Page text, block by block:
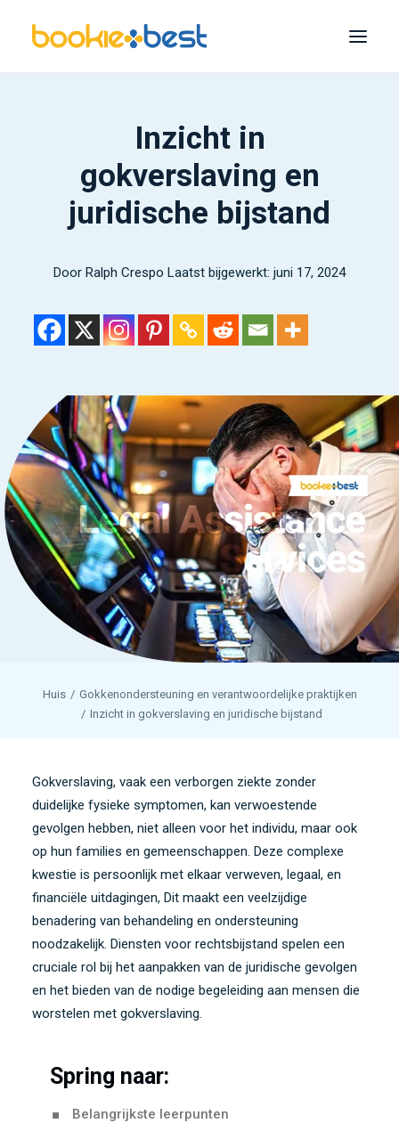
Beste bookmakers
Melbet
1xBet
1Winnen
Bet365
Mostbet
Inzicht in
gokverslaving en
juridische bijstand
Door Ralph Crespo Laatst bijgewerkt: juni 17, 2024
Huis
Gokkenondersteuning en verantwoordelijke praktijken
Inzicht in gokverslaving en juridische bijstand
Gokverslaving, vaak een verborgen ziekte zonder
duidelijke fysieke symptomen, kan verwoestende
gevolgen hebben, niet alleen voor het individu, maar ook
op hun families en gemeenschappen. Deze complexe
kwestie is persoonlijk met elkaar verweven, legaal, en
financiële uitdagingen, Dit maakt een veelzijdige
benadering van behandeling en ondersteuning
noodzakelijk. Diensten voor rechtsbijstand spelen een
cruciale rol bij het aanpakken van de juridische gevolgen
en het bieden van de nodige begeleiding aan mensen die
worstelen met gokverslaving.
Spring naar:
Belangrijkste leerpunten